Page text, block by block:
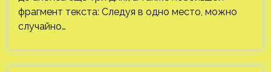
фрагмент текста: Следуя в одно место, можно
случайно…